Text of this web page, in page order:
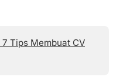
7 Tips Membuat CV